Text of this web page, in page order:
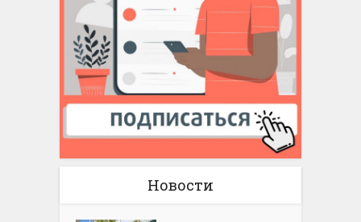
Новости